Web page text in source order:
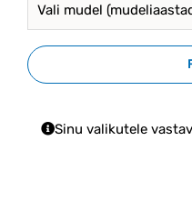
Vali mudel
Sinu valikutele